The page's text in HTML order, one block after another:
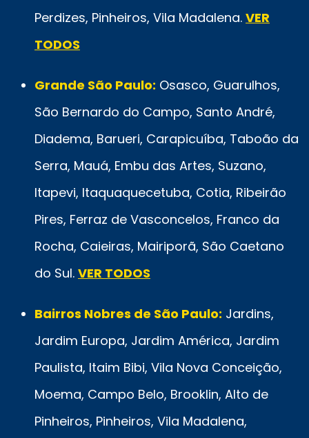
Perdizes, Pinheiros, Vila Madalena. VER
TODOS
Grande São Paulo: Osasco, Guarulhos,
São Bernardo do Campo, Santo André,
Diadema, Barueri, Carapicuíba, Taboão da
Serra, Mauá, Embu das Artes, Suzano,
Itapevi, Itaquaquecetuba, Cotia, Ribeirão
Pires, Ferraz de Vasconcelos, Franco da
Rocha, Caieiras, Mairiporã, São Caetano
do Sul. VER TODOS
Bairros Nobres de São Paulo: Jardins,
Jardim Europa, Jardim América, Jardim
Paulista, Itaim Bibi, Vila Nova Conceição,
Moema, Campo Belo, Brooklin, Alto de
Pinheiros, Pinheiros, Vila Madalena,